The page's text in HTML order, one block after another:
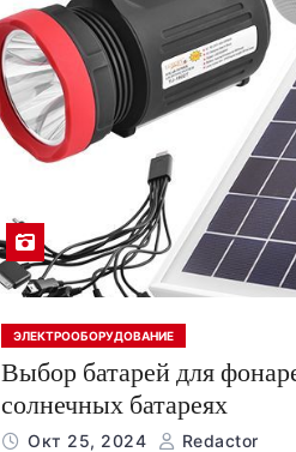
ЭЛЕКТРООБОРУДОВАНИЕ
Выбор батарей для
солнечных батареях
Окт 25, 2024 Redactor